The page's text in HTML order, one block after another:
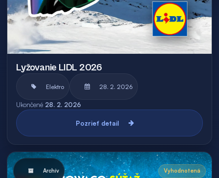
Lyžovanie LIDL 2026
Elektro 28. 2. 2026
Ukončené 28. 2. 2026
Pozrieť detail
Archív Vyhodnotená